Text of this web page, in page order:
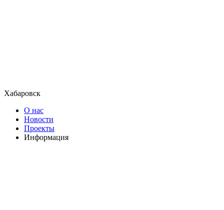
Хабаровск
О нас
Новости
Проекты
Информация